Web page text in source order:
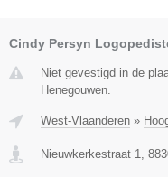
Cindy Persyn
Niet gevestigd in de
Henegouwen.
West-Vlaanderen »
Nieuwkerkestraat 1